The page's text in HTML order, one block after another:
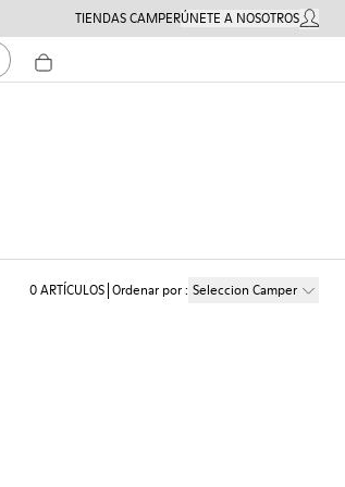
TIENDAS CAMPERÚNETE A NOSOTROSMI
0ARTÍCULOS Ordenar por: Seleccion Camper